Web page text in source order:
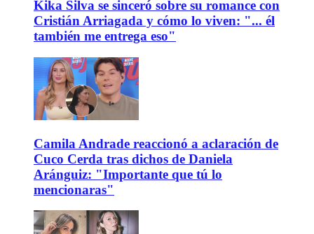
Kika Silva se sinceró sobre su romance con
Cristián Arriagada y cómo lo viven: "... él
también me entrega eso"
Camila Andrade reaccionó a aclaración de
Cuco Cerda tras dichos de Daniela
Aránguiz: "Importante que tú lo
mencionaras"